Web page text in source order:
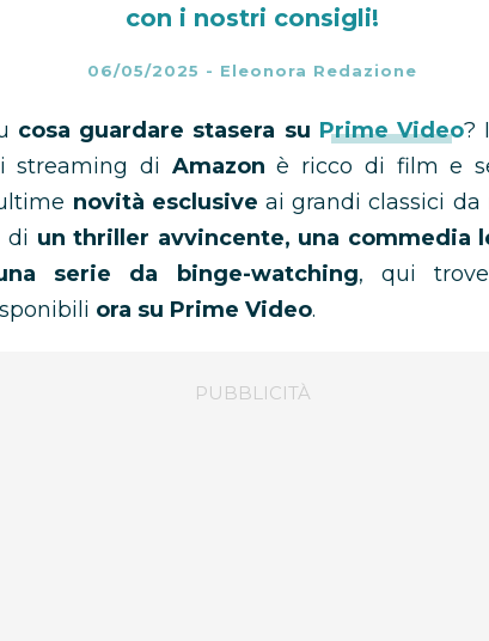
con i nostri consigli!
06/05/2025 - Eleonora Redazione
cosa guardare stasera su Prime Video?
streaming di Amazon è ricco di film e
novità esclusive ai grandi classici da
di un thriller avvincente, una commedia
serie da binge-watching, qui
ora su Prime Video.